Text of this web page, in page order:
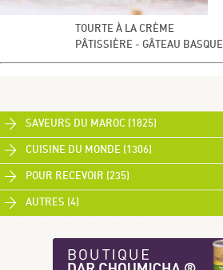
TOURTE À LA CRÈME
PÂTISSIÈRE - GÂTEAU BASQUE
SAVEURS DU MAROC (1825)
CUISINE DU MONDE (1306)
POUR RECEVOIR (235)
AUTRES (4)